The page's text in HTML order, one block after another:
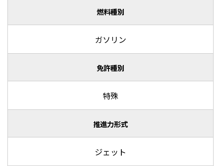
燃料種別
ガソリン
免許種別
特殊
推進力形式
ジェット